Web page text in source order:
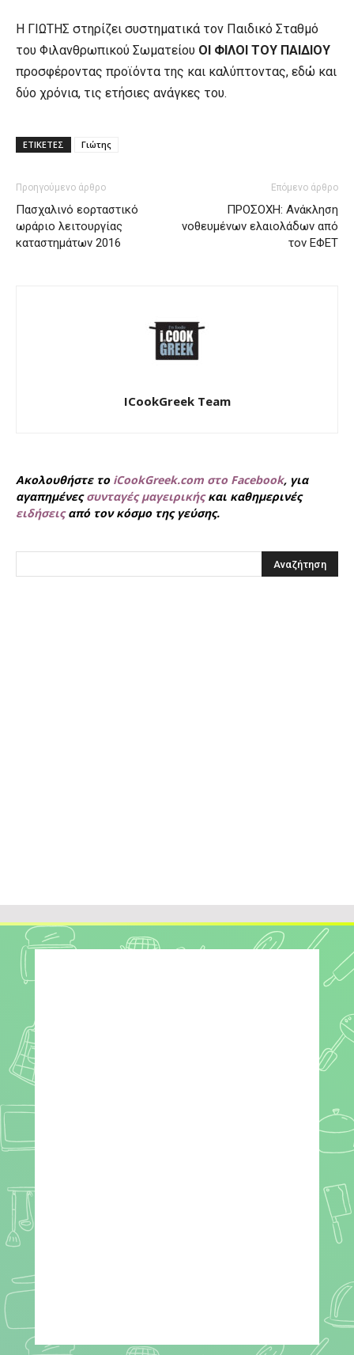
Η ΓΙΩΤΗΣ στηρίζει συστηματικά τον Παιδικό Σταθμό
του Φιλανθρωπικού Σωματείου ΟΙ ΦΙΛΟΙ ΤΟΥ ΠΑΙΔΙΟΥ
προσφέροντας προϊόντα της και καλύπτοντας, εδώ και
δύο χρόνια, τις ετήσιες ανάγκες του.
ΕΤΙΚΕΤΕΣ Γιώτης
Προηγούμενο άρθρο
Πασχαλινό εορταστικό
ωράριο λειτουργίας
καταστημάτων 2016
Επόμενο άρθρο
ΠΡΟΣΟΧΗ: Ανάκληση
νοθευμένων ελαιολάδων από
τον ΕΦΕΤ
ICookGreek Team
Ακολουθήστε το iCookGreek.com στο Facebook, για
αγαπημένεςσυνταγές μαγειρικήςκαι καθημερινές
ειδήσειςαπό τον κόσμο της γεύσης.